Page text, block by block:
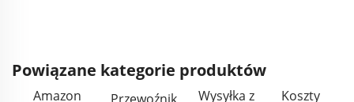
Powiązane kategorie produktów
Amazon
Wysyłka z
Koszty